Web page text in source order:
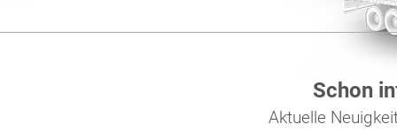
Schon
Aktuelle